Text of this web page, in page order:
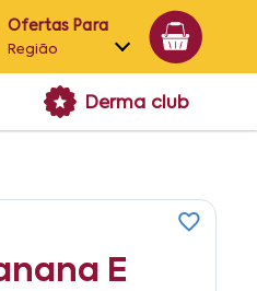
Ofertas Para
Região
Alagoas
Derma club
E